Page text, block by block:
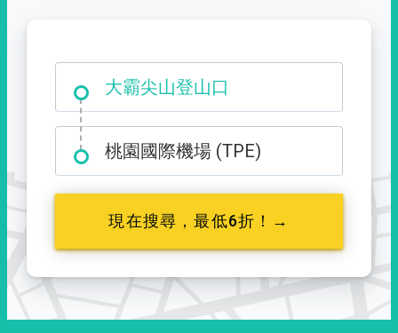
台中市西屯區福星路 427 號
大霸尖山登山口
桃園國際機場 (TPE)
現在搜尋，最低6折！→